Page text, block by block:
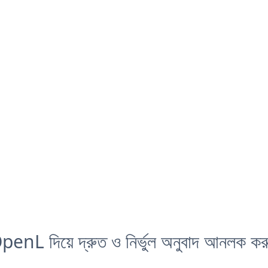
দিয়ে দ্রুত ও নির্ভুল অনুবাদ আনলক